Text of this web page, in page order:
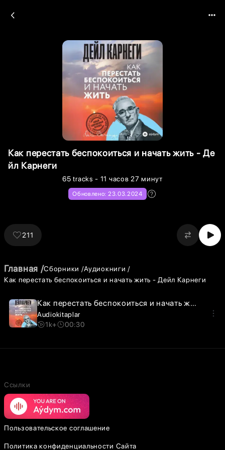
Как перестать беспокоиться и начать жить - Де
йл Карнеги
65 tracks- 11 часов 27 минут
Обновлено: 23.03.2024
211
Главная Сборники
Аудиокниги
Как перестать беспокоиться и начать жить - Дейл Карнеги
Как перестать беспокоиться и начать жить - часть 1. Основные факты, которые вам следует знать о беспокойстве
Audiokitaplar
1k+
00:30
Ссылки
Пользовательское соглашение
Политика конфиденциальности Сайта